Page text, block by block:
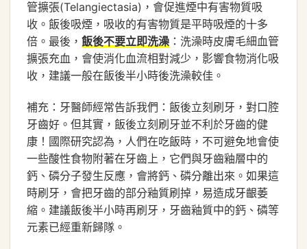
管擴張(Telangiectasia)，會促進煙中有害物質吸
收。飯後吸煙，吸收的有害物質是平時吸煙的十多
倍。最後， 飯後不要立即洗澡 ：洗澡時皮膚毛細血管
擴張充血，會使消化血流相對減少，影響食物消化吸
收，建議一般在飯後半小時後洗澡較佳。
補充：牙醫師經常告訴我們：飯後立刻刷牙，對口腔
牙齒好。但其實，飯後立刻刷牙並不利於牙齒的健
康！國際研究認為，人們在吃飯時，不可避免地會使
一些酸性食物附著在牙齒上，它們與牙齒釉層中的
鈣、磷分子發生反應，會將鈣、磷分離出來。如果這
時刷牙，會把牙齒的部分釉質刷掉，易造成牙齦萎
縮。建議飯後半小時再刷牙，牙齒釉質中的鈣、磷等
元素已經重新歸隊。